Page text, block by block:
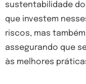
sustentabilidade
que investem
riscos, mas
assegurando que
às melhores